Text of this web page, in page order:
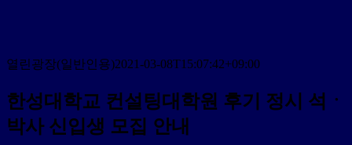
열린광장(일반인용)2021-03-08T15:07:42+09:00
한성대학교 컨설팅대학원 후기 정시 석ㆍ
박사 신입생 모집 안내